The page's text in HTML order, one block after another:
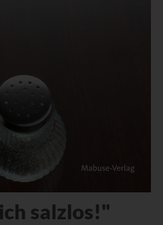
salzlos!"